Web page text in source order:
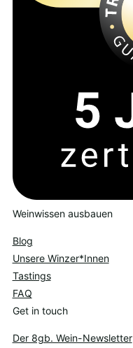
Weinwissen ausbauen
Blog
Unsere Winzer*Innen
Tastings
FAQ
Get in touch
Der 8gb. Wein-Newsletter